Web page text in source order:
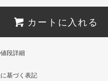
カートに入れる
段詳細
基づく表記